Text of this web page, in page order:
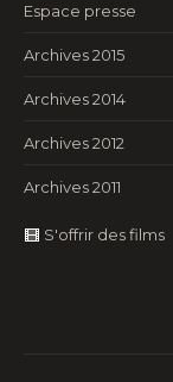
Espace presse
Archives 2015
Archives 2014
Archives 2012
Archives 2011
S'offrir des films